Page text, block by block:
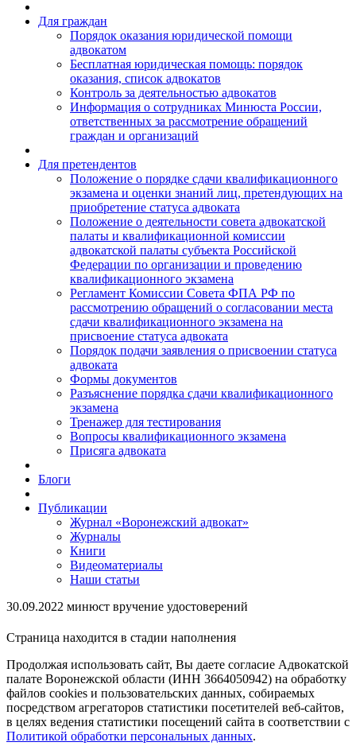
Для граждан
Порядок оказания юридической помощи
адвокатом
Бесплатная юридическая помощь: порядок
оказания, список адвокатов
Контроль за деятельностью адвокатов
Информация о сотрудниках Минюста России,
ответственных за рассмотрение обращений
граждан и организаций
Для претендентов
Положение о порядке сдачи квалификационного
экзамена и оценки знаний лиц, претендующих на
приобретение статуса адвоката
Положение о деятельности совета адвокатской
палаты и квалификационной комиссии
адвокатской палаты субъекта Российской
Федерации по организации и проведению
квалификационного экзамена
Регламент Комиссии Совета ФПА РФ по
рассмотрению обращений о согласовании места
сдачи квалификационного экзамена на
присвоение статуса адвоката
Порядок подачи заявления о присвоении статуса
адвоката
Формы документов
Разъяснение порядка сдачи квалификационного
экзамена
Тренажер для тестирования
Вопросы квалификационного экзамена
Присяга адвоката
Блоги
Публикации
Журнал «Воронежский адвокат»
Журналы
Книги
Видеоматериалы
Наши статьи
30.09.2022 минюст вручение удостоверений
Страница находится в стадии наполнения
Продолжая использовать сайт, Вы даете согласие Адвокатской
палате Воронежской области (ИНН 3664050942) на обработку
файлов cookies и пользовательских данных, собираемых
посредством агрегаторов статистики посетителей веб-сайтов,
в целях ведения статистики посещений сайта в соответствии с
Политикой обработки персональных данных.